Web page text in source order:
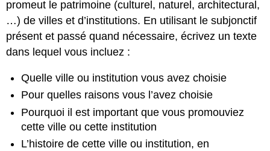
promeut le patrimoine (culturel, naturel, architectural,
…) de villes et d’institutions. En utilisant le subjonctif
présent et passé quand nécessaire, écrivez un texte
dans lequel vous incluez :
Quelle ville ou institution vous avez choisie
Pour quelles raisons vous l’avez choisie
Pourquoi il est important que vous promouviez
cette ville ou cette institution
L’histoire de cette ville ou institution, en